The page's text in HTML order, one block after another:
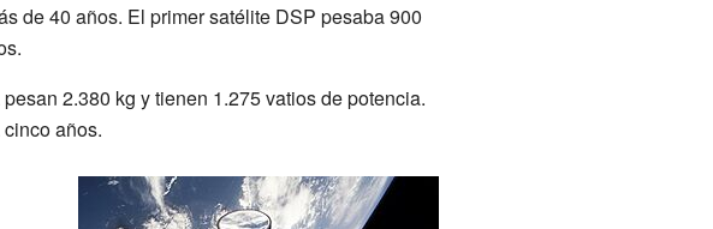
de 40 años. El primer satélite DSP pesaba 900
2.380 kg y tienen 1.275 vatios de potencia.
años.